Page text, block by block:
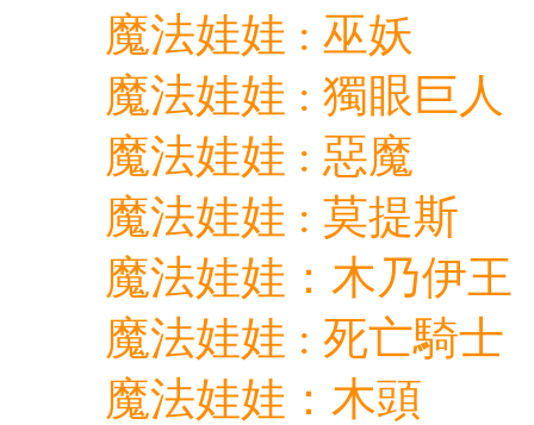
魔法娃娃 : 巫妖
魔法娃娃 : 獨眼巨人
魔法娃娃 : 惡魔
魔法娃娃 : 莫提斯
魔法娃娃：木乃伊王
魔法娃娃 : 死亡騎士
魔法娃娃：木頭